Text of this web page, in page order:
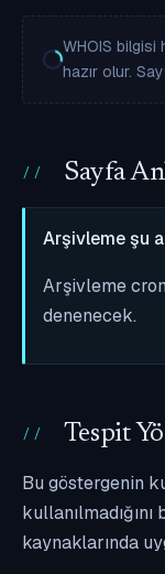
WHOIS bilgisi
hazır olur.
Sayfa
Arşivleme şu
Arşivleme
denenecek.
Tespit
Bu göstergenin
kaynaklarında